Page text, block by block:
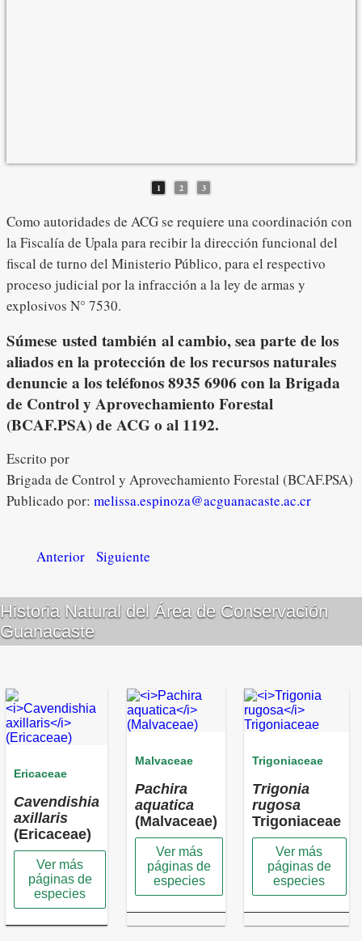
1 2 3
Como autoridades de ACG se requiere una coordinación con
la Fiscalía de Upala para recibir la dirección funcional del
fiscal de turno del Ministerio Público, para el respectivo
proceso judicial por la infracción a la ley de armas y
explosivos N° 7530.
Súmese usted también al cambio, sea parte de los
aliados en la protección de los recursos naturales
denuncie a los teléfonos 8935 6906 con la Brigada
de Control y Aprovechamiento Forestal
(BCAF.PSA) de ACG o al 1192.
Escrito por
Brigada de Control y Aprovechamiento Forestal (BCAF.PSA)
Publicado por: melissa.espinoza@acguanacaste.ac.cr
Anterior Siguiente
Historia Natural del Área de Conservación
Guanacaste
Ericaceae
Cavendishia
axillaris
(Ericaceae)
Ver más
páginas de
especies
Malvaceae
Pachira
aquatica
(Malvaceae)
Ver más
páginas de
especies
Trigoniaceae
Trigonia
rugosa
Trigoniaceae
Ver más
páginas de
especies